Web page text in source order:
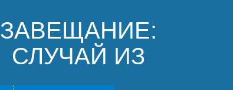
ЗАВЕЩАНИЕ:
СЛУЧАЙ ИЗ